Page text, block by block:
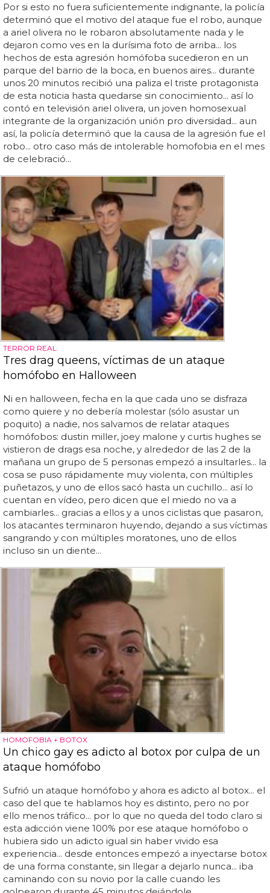
Por si esto no fuera suficientemente indignante, la policía
determinó que el motivo del ataque fue el robo, aunque
a ariel olivera no le robaron absolutamente nada y le
dejaron como ves en la durísima foto de arriba... los
hechos de esta agresión homófoba sucedieron en un
parque del barrio de la boca, en buenos aires... durante
unos 20 minutos recibió una paliza el triste protagonista
de esta noticia hasta quedarse sin conocimiento... así lo
contó en televisión ariel olivera, un joven homosexual
integrante de la organización unión pro diversidad... aun
así, la policía determinó que la causa de la agresión fue el
robo... otro caso más de intolerable homofobia en el mes
de celebració...
TERROR REAL
Tres drag queens, víctimas de un ataque
homófobo en Halloween
Ni en halloween, fecha en la que cada uno se disfraza
como quiere y no debería molestar (sólo asustar un
poquito) a nadie, nos salvamos de relatar ataques
homófobos: dustin miller, joey malone y curtis hughes se
vistieron de drags esa noche, y alrededor de las 2 de la
mañana un grupo de 5 personas empezó a insultarles... la
cosa se puso rápidamente muy violenta, con múltiples
puñetazos, y uno de ellos sacó hasta un cuchillo... así lo
cuentan en vídeo, pero dicen que el miedo no va a
cambiarles... gracias a ellos y a unos ciclistas que pasaron,
los atacantes terminaron huyendo, dejando a sus víctimas
sangrando y con múltiples moratones, uno de ellos
incluso sin un diente...
HOMOFOBIA + BOTOX
Un chico gay es adicto al botox por culpa de un
ataque homófobo
Sufrió un ataque homófobo y ahora es adicto al botox... el
caso del que te hablamos hoy es distinto, pero no por
ello menos tráfico... por lo que no queda del todo claro si
esta adicción viene 100% por ese ataque homófobo o
hubiera sido un adicto igual sin haber vivido esa
experiencia... desde entonces empezó a inyectarse botox
de una forma constante, sin llegar a dejarlo nunca... iba
caminando con su novio por la calle cuando les